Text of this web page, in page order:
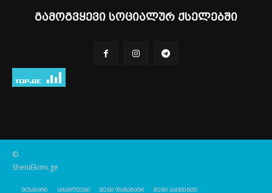
გამოგვყევი სოციალურ ქსელებში
©
SheniEkimi.ge
მთავარი სიახლეები შენი დანამატი შენი პაციენტი